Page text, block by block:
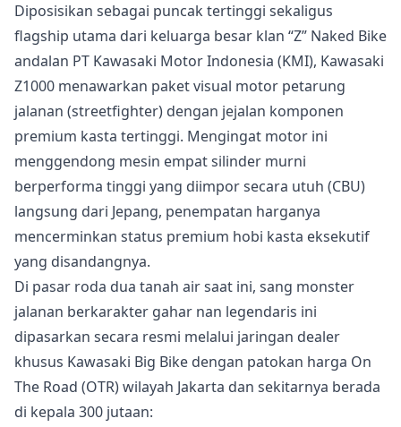
Diposisikan sebagai puncak tertinggi sekaligus
flagship utama dari keluarga besar klan “Z” Naked Bike
andalan PT Kawasaki Motor Indonesia (KMI), Kawasaki
Z1000 menawarkan paket visual motor petarung
jalanan (streetfighter) dengan jejalan komponen
premium kasta tertinggi. Mengingat motor ini
menggendong mesin empat silinder murni
berperforma tinggi yang diimpor secara utuh (CBU)
langsung dari Jepang, penempatan harganya
mencerminkan status premium hobi kasta eksekutif
yang disandangnya.
Di pasar roda dua tanah air saat ini, sang monster
jalanan berkarakter gahar nan legendaris ini
dipasarkan secara resmi melalui jaringan dealer
khusus Kawasaki Big Bike dengan patokan harga On
The Road (OTR) wilayah Jakarta dan sekitarnya berada
di kepala 300 jutaan: